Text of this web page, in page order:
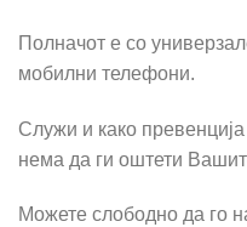
Полначот е со
мобилни телефони.
Служи и како
нема да ги оштети
Можете слободно да го